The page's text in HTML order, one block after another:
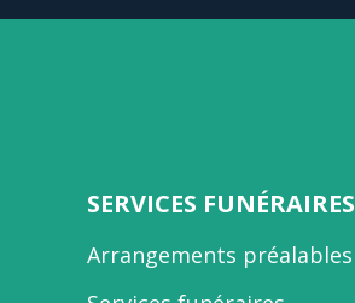
SERVICES FUNÉRAIRES
Arrangements préalables